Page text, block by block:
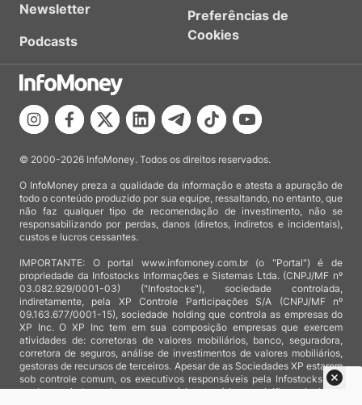
Newsletter
Podcasts
Preferências de
Cookies
© 2000-2026 InfoMoney. Todos os direitos reservados.
O InfoMoney preza a qualidade da informação e atesta a apuração de
todo o conteúdo produzido por sua equipe, ressaltando, no entanto, que
não faz qualquer tipo de recomendação de investimento, não se
responsabilizando por perdas, danos (diretos, indiretos e incidentais),
custos e lucros cessantes.
IMPORTANTE: O portal www.infomoney.com.br (o "Portal") é de
propriedade da Infostocks Informações e Sistemas Ltda. (CNPJ/MF nº
03.082.929/0001-03) ("Infostocks"), sociedade controlada,
indiretamente, pela XP Controle Participações S/A (CNPJ/MF nº
09.163.677/0001-15), sociedade holding que controla as empresas do
XP Inc. O XP Inc tem em sua composição empresas que exercem
atividades de: corretoras de valores mobiliários, banco, seguradora,
corretora de seguros, análise de investimentos de valores mobiliários,
gestoras de recursos de terceiros. Apesar de as Sociedades XP estarem
sob controle comum, os executivos responsáveis pela Infostocks são
totalmente independentes e as notícias, matérias e opiniões veiculadas